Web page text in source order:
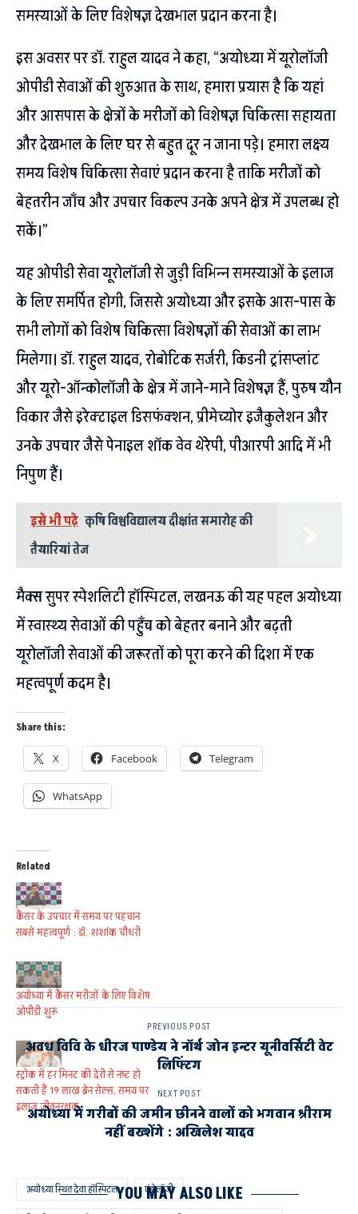
समस्याओं के लिए विशेषज्ञ देखभाल प्रदान करना है।
इस अवसर पर डॉ. राहुल यादव ने कहा, “अयोध्या में यूरोलॉजी
ओपीडी सेवाओं की शुरुआत के साथ, हमारा प्रयास है कि यहां
और आसपास के क्षेत्रों के मरीजों को विशेषज्ञ चिकित्सा सहायता
और देखभाल के लिए घर से बहुत दूर न जाना पड़े। हमारा लक्ष्य
समय विशेष चिकित्सा सेवाएं प्रदान करना है ताकि मरीजों को
बेहतरीन जाँच और उपचार विकल्प उनके अपने क्षेत्र में उपलब्ध हो
सकें।”
यह ओपीडी सेवा यूरोलॉजी से जुड़ी विभिन्न समस्याओं के इलाज
के लिए समर्पित होगी, जिससे अयोध्या और इसके आस-पास के
सभी लोगों को विशेष चिकित्सा विशेषज्ञों की सेवाओं का लाभ
मिलेगा। डॉ. राहुल यादव, रोबोटिक सर्जरी, किडनी ट्रांसप्लांट
और यूरो-ऑन्कोलॉजी के क्षेत्र में जाने-माने विशेषज्ञ हैं, पुरुष यौन
विकार जैसे इरेक्टाइल डिसफंक्शन, प्रीमेच्योर इजैकुलेशन और
उनके उपचार जैसे पेनाइल शॉक वेव थेरेपी, पीआरपी आदि में भी
निपुण हैं।
इसे भी पढ़े कृषि विश्वविद्यालय दीक्षांत समारोह की
तैयारियां तेज
मैक्स सुपर स्पेशलिटी हॉस्पिटल, लखनऊ की यह पहल अयोध्या
में स्वास्थ्य सेवाओं की पहुँच को बेहतर बनाने और बढ़ती
यूरोलॉजी सेवाओं की जरूरतों को पूरा करने की दिशा में एक
महत्वपूर्ण कदम है।
Share this:
X Facebook Telegram
WhatsApp
Related
कैंसर के उपचार में समय पर पहचान
सबसे महत्वपूर्ण : डॉ. शशांक चौधरी
अयोध्या में कैंसर मरीजों के लिए विशेष
ओपीडी शुरू
स्ट्रोक में हर मिनट की देरी से नष्ट हो
सकती हैं 19 लाख ब्रेन सेल्स, समय पर
इलाज जीवनरक्षक
अयोध्या स्थित देवा हॉस्पिटल एंड्रोलॉजी
PREVIOUS POST
अवध विवि के धीरज पाण्डेय ने नॉर्थ जोन इन्टर यूनीवर्सिटी वेट
लिफ्टिंग
NEXT POST
अयोध्या में गरीबों की जमीन छीनने वालों को भगवान श्रीराम
नहीं बख्शेंगे : अखिलेश यादव
YOU MAY ALSO LIKE